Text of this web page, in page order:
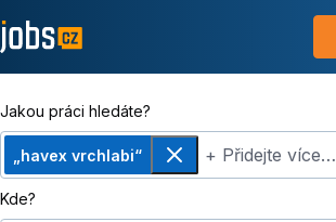
Jakou práci hledáte?
„havex vrchlabi“
Odebrat+ Přidejte více…
Kde?